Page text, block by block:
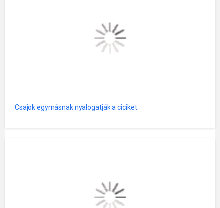
Csajok egymásnak nyalogatják a ciciket